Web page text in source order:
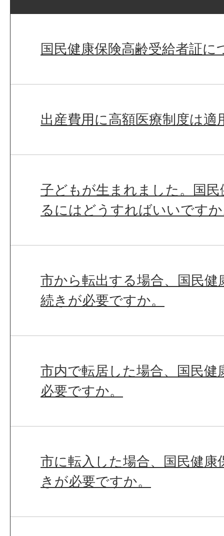
国民健康保険高齢受給者証
出産費用に高額医療制度は適
子どもが生まれました。国
るにはどうすればいいです
市から転出する場合、国民健
続きが必要ですか。
市内で転居した場合、国民健
必要ですか。
市に転入した場合、国民健康
きが必要ですか。